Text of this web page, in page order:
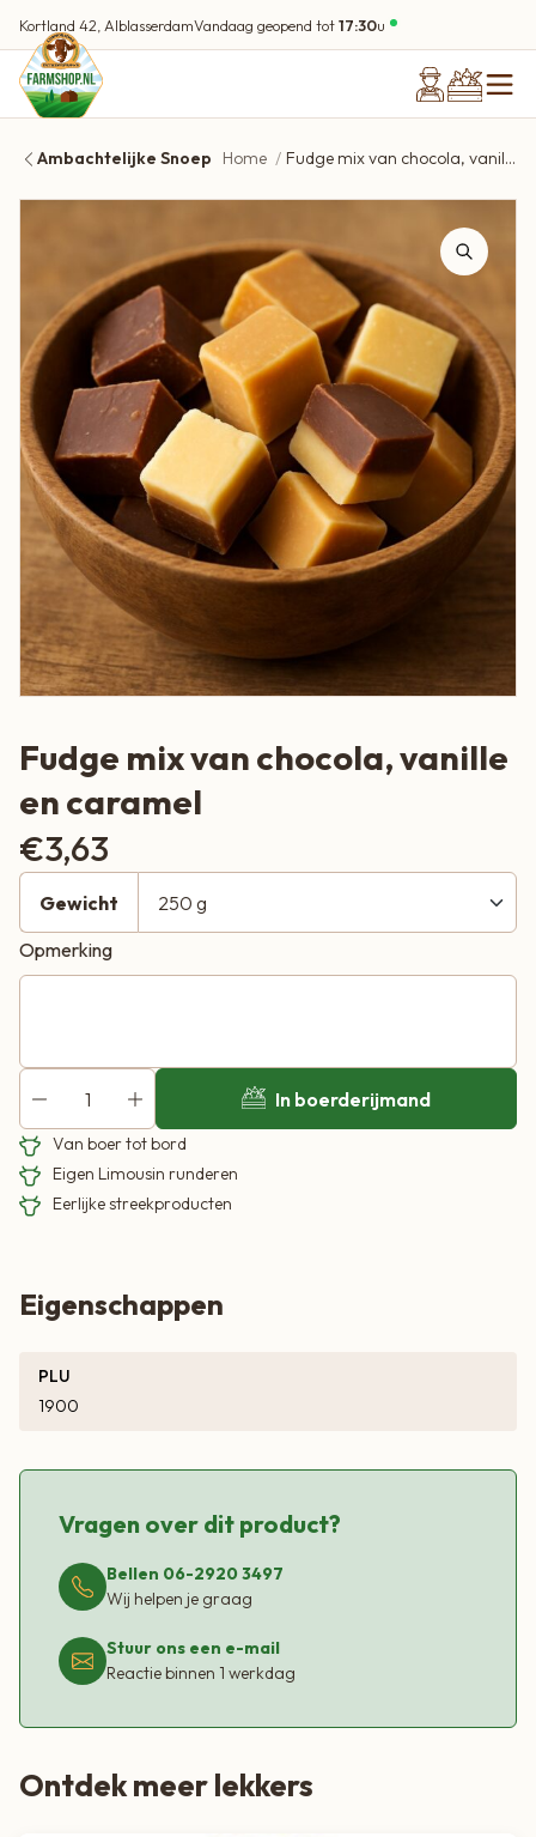
Kortland 42, AlblasserdamVandaag geopend tot17:30u
Ambachtelijke Snoep Home Fudge mix van chocola, vanille en caramel
Fudge mix van chocola, vanille
en caramel
€3,63
Gewicht
Opmerking
In boerderijmand
Van boer tot bord
Eigen Limousin runderen
Eerlijke streekproducten
Eigenschappen
PLU
1900
Vragen over dit product?
Bellen 06-2920 3497
Wij helpen je graag
Stuur ons een e-mail
Reactie binnen 1 werkdag
Ontdek meer lekkers